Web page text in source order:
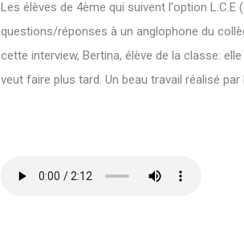
Les élèves de 4ème qui suivent l'option
questions/réponses à un anglophone du
cette interview, Bertina, élève de la classe:
veut faire plus tard. Un beau travail réalisé